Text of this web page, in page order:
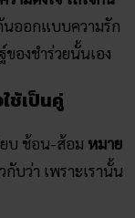
บ ช้อน-ส้อม
หมาย
กับว่า เพราะเรานั้น